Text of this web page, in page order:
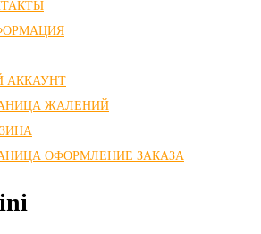
АККАУНТ
ЖАЛЕНИЙ
ОФОРМЛЕНИЕ ЗАКАЗА